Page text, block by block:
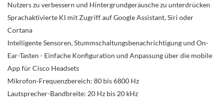
Nutzers zu verbessern und Hintergrundgeräusche zu unterdrücken
Sprachaktivierte KI mit Zugriff auf Google Assistant, Siri oder
Cortana
Intelligente Sensoren, Stummschaltungsbenachrichtigung und On-
Ear-Tasten - Einfache Konfiguration und Anpassung über die mobile
App für Cisco Headsets
Mikrofon-Frequenzbereich: 80 bis 6800 Hz
Lautsprecher-Bandbreite: 20 Hz bis 20 kHz